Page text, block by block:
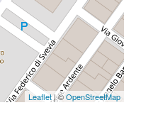
Leaflet| ©OpenStreetMap